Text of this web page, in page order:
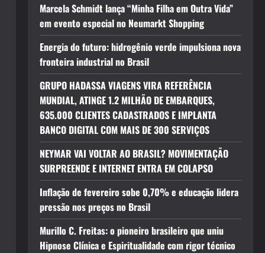
Marcela Schmidt lança “Minha Filha em Outra Vida”
em evento especial no Neumarkt Shopping
Energia do futuro: hidrogênio verde impulsiona nova
fronteira industrial no Brasil
GRUPO HADASSA VIAGENS VIRA REFERÊNCIA
MUNDIAL, ATINGE 1.2 MILHÃO DE EMBARQUES,
635.000 CLIENTES CADASTRADOS E IMPLANTA
BANCO DIGITAL COM MAIS DE 300 SERVIÇOS
NEYMAR VAI VOLTAR AO BRASIL? MOVIMENTAÇÃO
SURPREENDE E INTERNET ENTRA EM COLAPSO
Inflação de fevereiro sobe 0,70% e educação lidera
pressão nos preços no Brasil
Murillo C. Freitas: o pioneiro brasileiro que uniu
Hipnose Clínica e Espiritualidade com rigor técnico